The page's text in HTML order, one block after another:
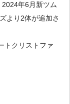
年6月新ツム
より2体が追加さ
トクリストファ